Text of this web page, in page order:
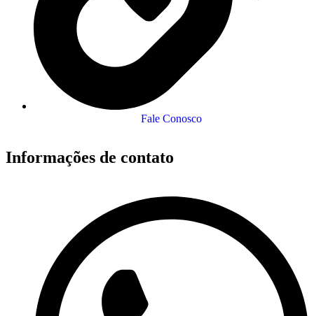
Fale Conosco
Informações de contato